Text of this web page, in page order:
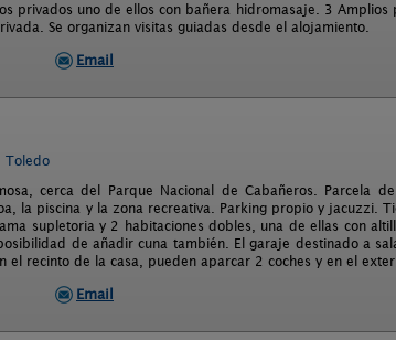
privados uno de ellos con bañera hidromasaje. 3 Amplios
Se organizan visitas guiadas desde el alojamiento.
Email
Toledo
cerca del Parque Nacional de Cabañeros. Parcela
la piscina y la zona recreativa. Parking propio y jacuzzi.
supletoria y 2 habitaciones dobles, una de ellas con
de añadir cuna también. El garaje destinado a
recinto de la casa, pueden aparcar 2 coches y en el
Email